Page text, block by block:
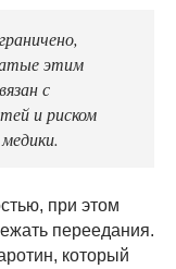
этим
с
и риском
при этом
переедания.
который